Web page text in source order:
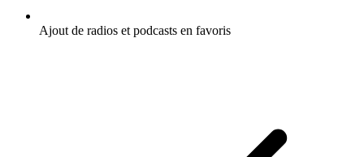
Ajout de radios et podcasts en favoris